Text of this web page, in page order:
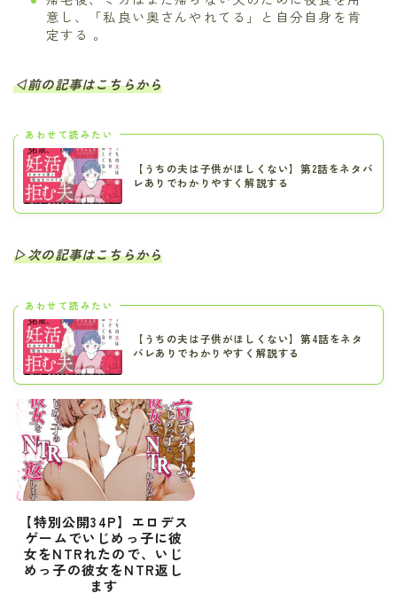
意し、「私良い奥さんやれてる」と自分自身を肯
定する 。
◁前の記事はこちらから
あわせて読みたい
【うちの夫は子供がほしくない】第2話をネタバ
レありでわかりやすく解説する
▷次の記事はこちらから
あわせて読みたい
【うちの夫は子供がほしくない】第4話をネタ
バレありでわかりやすく解説する
【特別公開34P】エロデス
ゲームでいじめっ子に彼
女をNTRれたので、いじ
めっ子の彼女をNTR返し
ます